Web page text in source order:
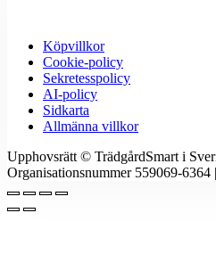
Köpvillkor
Cookie-policy
Sekretesspolicy
AI-policy
Sidkarta
Allmänna villkor
Upphovsrätt © TrädgårdSmart i
Organisationsnummer 559069-6364